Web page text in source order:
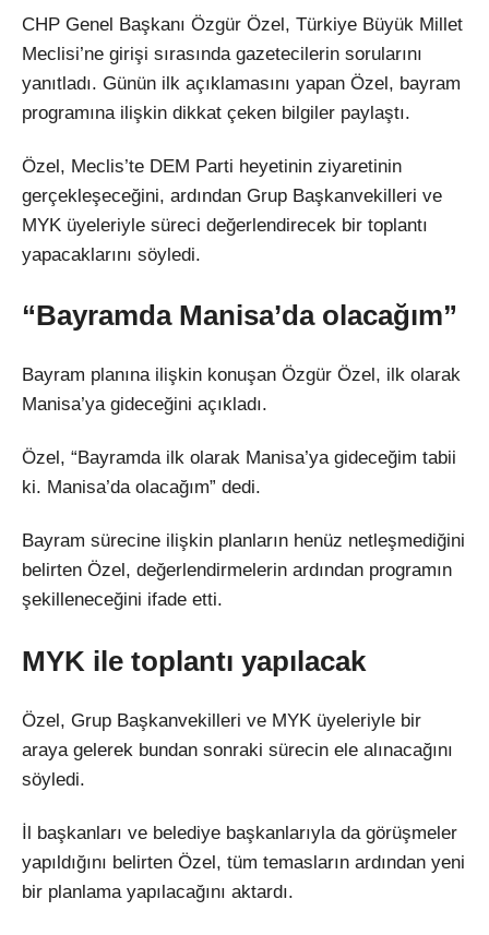
CHP Genel Başkanı Özgür Özel, Türkiye Büyük Millet
Meclisi’ne girişi sırasında gazetecilerin sorularını
yanıtladı. Günün ilk açıklamasını yapan Özel, bayram
programına ilişkin dikkat çeken bilgiler paylaştı.
Özel, Meclis’te DEM Parti heyetinin ziyaretinin
gerçekleşeceğini, ardından Grup Başkanvekilleri ve
MYK üyeleriyle süreci değerlendirecek bir toplantı
yapacaklarını söyledi.
“Bayramda Manisa’da olacağım”
Bayram planına ilişkin konuşan Özgür Özel, ilk olarak
Manisa’ya gideceğini açıkladı.
Özel, “Bayramda ilk olarak Manisa’ya gideceğim tabii
ki. Manisa’da olacağım” dedi.
Bayram sürecine ilişkin planların henüz netleşmediğini
belirten Özel, değerlendirmelerin ardından programın
şekilleneceğini ifade etti.
MYK ile toplantı yapılacak
Özel, Grup Başkanvekilleri ve MYK üyeleriyle bir
araya gelerek bundan sonraki sürecin ele alınacağını
söyledi.
İl başkanları ve belediye başkanlarıyla da görüşmeler
yapıldığını belirten Özel, tüm temasların ardından yeni
bir planlama yapılacağını aktardı.